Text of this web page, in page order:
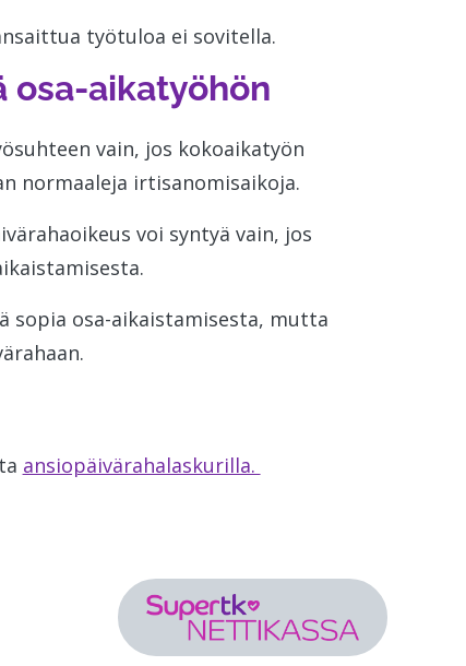
työtuloa ei sovitella.
osa-aikatyöhön
vain, jos kokoaikatyön
normaaleja irtisanomisaikoja.
voi syntyä vain, jos
sopia osa-aikaistamisesta, mutta
ansiopäivärahalaskurilla.